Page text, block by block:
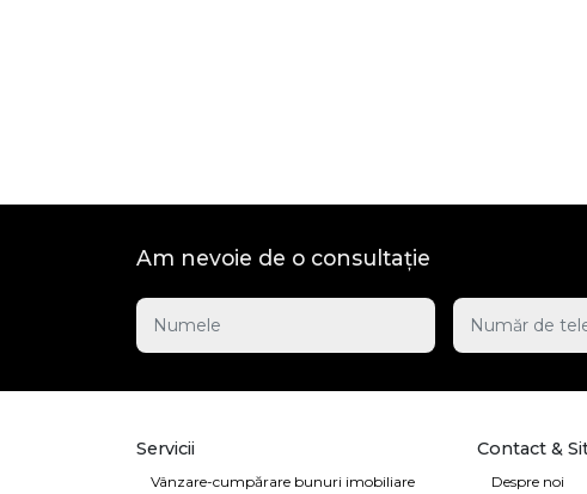
Am nevoie de o consultație
Servicii
Vânzare-cumpărare bunuri imobiliare
Contact &
Despre noi